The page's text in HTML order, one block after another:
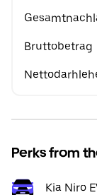
Bruttobetrag
Perks from
Kia Niro